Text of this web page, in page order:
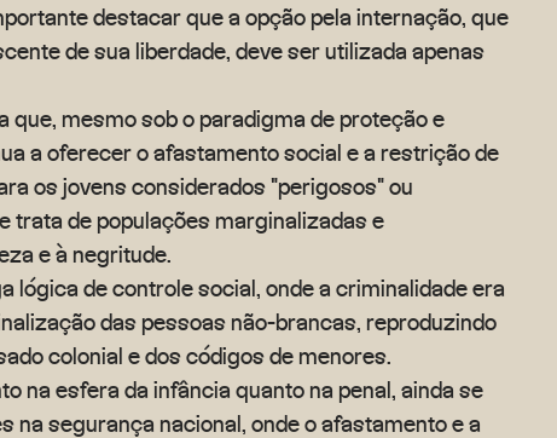
destacar que a opção pela internação, que
de sua liberdade, deve ser utilizada apenas
mesmo sob o paradigma de proteção e
a oferecer o afastamento social e a restrição de
os jovens considerados "perigosos" ou
trata de populações marginalizadas e
e à negritude.
lógica de controle social, onde a criminalidade era
das pessoas não-brancas, reproduzindo
colonial e dos códigos de menores.
na esfera da infância quanto na penal, ainda se
na segurança nacional, onde o afastamento e a